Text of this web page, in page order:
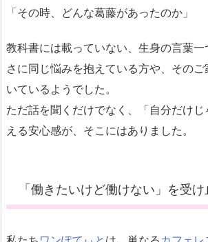
「その時、どんな葛藤があったのか」
教科書には載っていない、生身の言葉一
さに同じ悩みを抱えている方や、その
いているようでした。
ただ話を聞くだけでなく、「自分だけ
える安心感が、そこにはありました。
「働きたいけど働けない」を受